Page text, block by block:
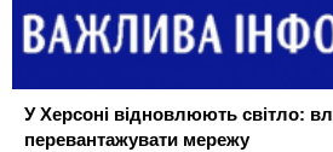
У Херсоні відновлюють світло:
перевантажувати мережу